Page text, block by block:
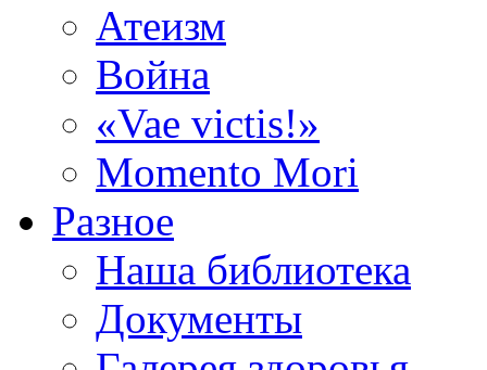
Атеизм
Война
«Vae victis!»
Momento Mori
Разное
Наша библиотека
Документы